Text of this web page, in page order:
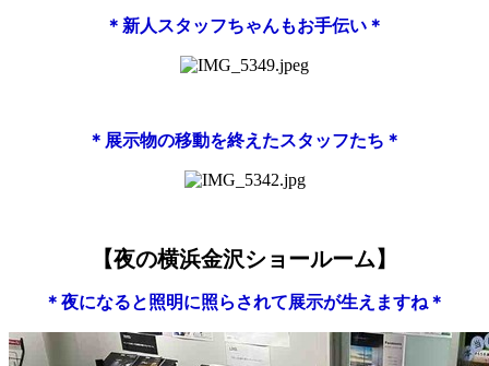
＊新人スタッフちゃんもお手伝い＊
＊展示物の移動を終えたスタッフたち＊
【夜の横浜金沢ショールーム】
＊夜になると照明に照らされて展示が生えますね＊